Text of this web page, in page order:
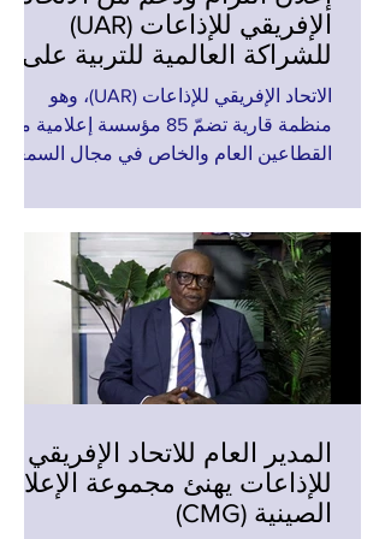
الإفريقي للإذاعات (UAR)
للشراكة العالمية للتربية على
وسائل الإعلام والمعلومات
الاتحاد الإفريقي للإذاعات (UAR)، وهو
منظمة قارية تضمّ 85 مؤسسة إعلامية من
القطاعين العام والخاص في مجال السمعي
ومسؤوليته في تعزيز بيئة إعلامية شاملة
وشفافة ومسؤولة، في خدمة التنمية
والديمقراطية. وإدراكًا منه للتحديات
المرتبطة بالمعلومات المضلِّلة، وخطابات
الكراهية، وعدم تكافؤ فرص الوصول إلى
المعلومات، إضافةً إلى التحوّلات
التكنولوجية، يُقرّ الاتحاد بالأهمية المحورية
(EMI) باعتبارها رافعة استراتيجية من أجل المدير العام للاتحاد الإفريقي
للإذاعات يهنئ مجموعة الإعلام
الصينية (CMG)